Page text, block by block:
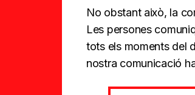
No obstant això, la
Les persones
tots els moments del
nostra comunicació